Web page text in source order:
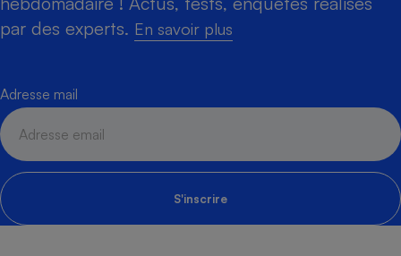
par des experts. En savoir plus
Adresse mail
S'inscrire